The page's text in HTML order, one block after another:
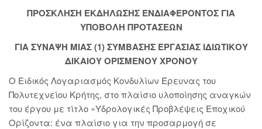
ΠΡΟΣΚΛΗΣΗ ΕΚΔΗΛΩΣΗΣ ΕΝΔΙΑΦΕΡΟΝΤΟΣ ΓΙΑ
ΥΠΟΒΟΛΗ ΠΡΟΤΑΣΕΩΝ
ΓΙΑ ΣΥΝΑΨΗ ΜΙΑΣ (1) ΣΥΜΒΑΣΗΣ ΕΡΓΑΣΙΑΣ ΙΔΙΩΤΙΚΟΥ
ΔΙΚΑΙΟΥ ΟΡΙΣΜΕΝΟΥ ΧΡΟΝΟΥ
Ο Ειδικός Λογαριασμός Κονδυλίων Έρευνας του
Πολυτεχνείου Κρήτης, στο πλαίσιο υλοποίησης αναγκών
του έργου με τίτλο «Υδρολογικές Προβλέψεις Εποχικού
Ορίζοντα: ένα πλαίσιο για την προσαρμογή σε